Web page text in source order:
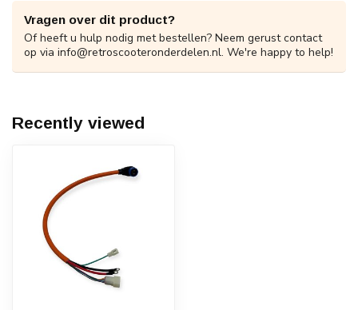
Vragen over dit product?
Of heeft u hulp nodig met bestellen? Neem gerust contact
op via info@retroscooteronderdelen.nl. We're happy to help!
Recently viewed